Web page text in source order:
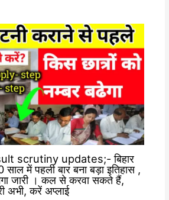
scrutiny updates;- बिहार
साल में पहली बार बना बड़ा इतिहास ,
जारी । कल से करवा सकते हैं,
अभी, करें अप्लाई